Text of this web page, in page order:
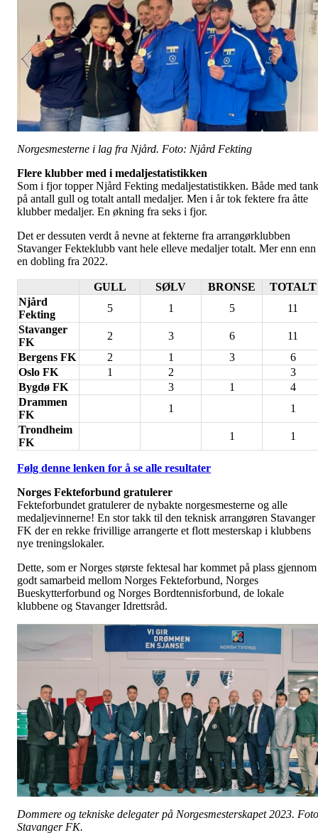
Norgesmesterne i lag fra Njård. Foto: Njård Fekting
Flere klubber med i medaljestatistikken
Som i fjor topper Njård Fekting medaljestatistikken. Både med
på antall gull og totalt antall medaljer. Men i år tok fektere fra åtte
klubber medaljer. En økning fra seks i fjor.
Det er dessuten verdt å nevne at fekterne fra arrangørklubben
Stavanger Fekteklubb vant hele elleve medaljer totalt. Mer enn enn
en dobling fra 2022.
GULL SØLV BRONSE
TOTALT
Njård
Fekting
5 1 5
11
Stavanger
FK
2 3 6
11
Bergens FK
2 1 3
6
Oslo FK
1 2
3
Bygdø FK
3 1
4
Drammen
FK
1
1
Trondheim
FK
1 1
Følg denne lenken for å se alle resultater
Norges Fekteforbund gratulerer
Fekteforbundet gratulerer de nybakte norgesmesterne og alle
medaljevinnerne! En stor takk til den teknisk arrangøren Stavanger
FK der en rekke frivillige arrangerte et flott mesterskap i klubbens
nye treningslokaler.
Dette, som er Norges største fektesal har kommet på plass gjennom
godt samarbeid mellom Norges Fekteforbund, Norges
Bueskytterforbund og Norges Bordtennisforbund, de lokale
klubbene og Stavanger Idrettsråd.
Dommere og tekniske delegater på Norgesmesterskapet 2023.
Stavanger FK.